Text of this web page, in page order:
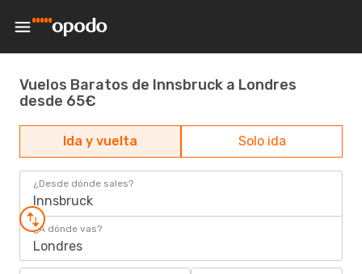
Vuelos Baratos de Innsbruck a Londres
desde 65€
Ida y vuelta Solo ida
¿Desde dónde sales?
Innsbruck
¿A dónde vas?
Londres